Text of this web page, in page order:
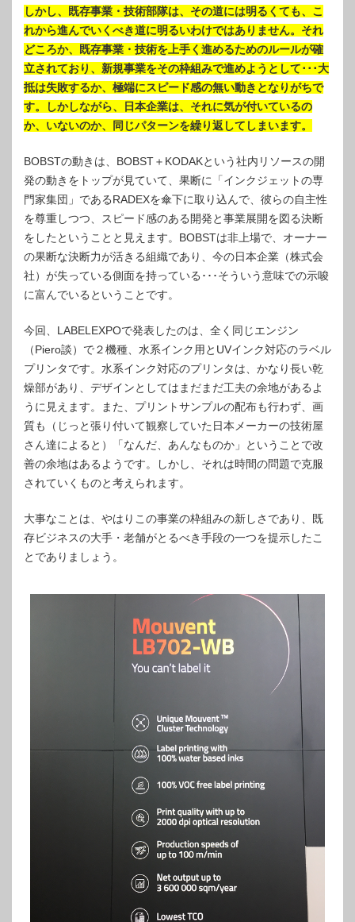
しかし、既存事業・技術部隊は、その道には明るくても、こ
れから進んでいくべき道に明るいわけではありません。それ
どころか、既存事業・技術を上手く進めるためのルールが確
立されており、新規事業をその枠組みで進めようとして･･･大
抵は失敗するか、極端にスピード感の無い動きとなりがちで
す。しかしながら、日本企業は、それに気が付いているの
か、いないのか、同じパターンを繰り返してしまいます。
BOBSTの動きは、BOBST＋KODAKという社内リソースの開
発の動きをトップが見ていて、果断に「インクジェットの専
門家集団」であるRADEXを傘下に取り込んで、彼らの自主性
を尊重しつつ、スピード感のある開発と事業展開を図る決断
をしたということと見えます。BOBSTは非上場で、オーナー
の果断な決断力が活きる組織であり、今の日本企業（株式会
社）が失っている側面を持っている･･･そういう意味での示唆
に富んでいるということです。
今回、LABELEXPOで発表したのは、全く同じエンジン
（Piero談）で２機種、水系インク用とUVインク対応のラベル
プリンタです。水系インク対応のプリンタは、かなり長い乾
燥部があり、デザインとしてはまだまだ工夫の余地があるよ
うに見えます。また、プリントサンプルの配布も行わず、画
質も（じっと張り付いて観察していた日本メーカーの技術屋
さん達によると）「なんだ、あんなものか」ということで改
善の余地はあるようです。しかし、それは時間の問題で克服
されていくものと考えられます。
大事なことは、やはりこの事業の枠組みの新しさであり、既
存ビジネスの大手・老舗がとるべき手段の一つを提示したこ
とでありましょう。